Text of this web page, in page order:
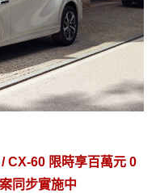
CX-60 限時享百萬元 0
同步實施中